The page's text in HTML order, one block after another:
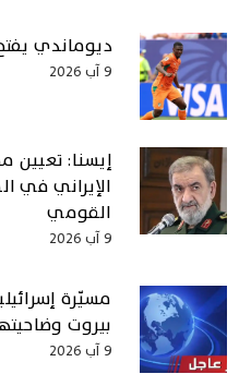
ديوماندي
9 آب 2026
إيسنا: تعيين
الإيراني في
القومي
9 آب 2026
مسيّرة
بيروت
9 آب 2026